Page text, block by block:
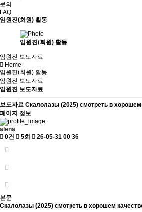
문의
FAQ
임원진(회원) 활동
임원진(회원) 활동
임원진 보도자료
Home
임원진(회원) 활동
임원진 보도자료
임원진 보도자료
보도자료 Скалолазы (2025) смотреть в хорошем
페이지 정보
alena
0건
5회 26-05-31 00:36
본문
Скалолазы (2025) смотреть в хорошем